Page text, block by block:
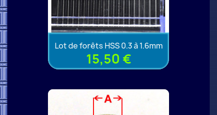
Lot de forêts HSS 0.3 à 1.6mm
15,50 €